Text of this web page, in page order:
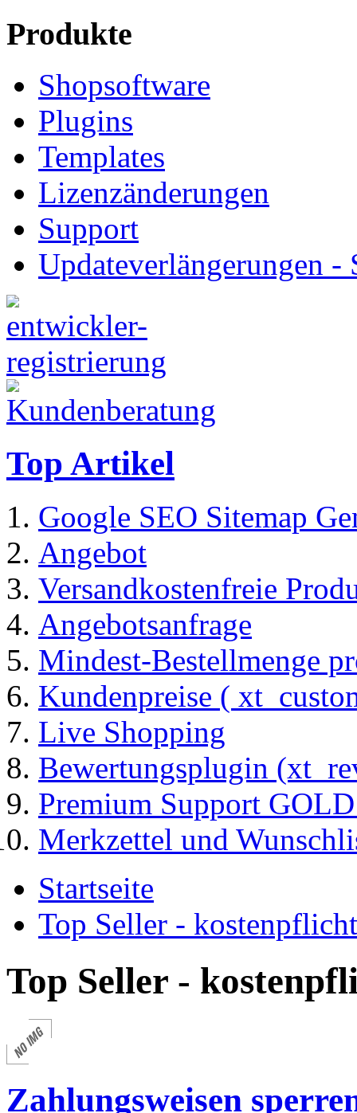
Produkte
Shopsoftware
Plugins
Templates
Lizenzänderungen
Support
Updateverlängerungen -
Top Artikel
Google SEO Sitemap
Angebot
Versandkostenfreie
Angebotsanfrage
Mindest-Bestellmenge
Kundenpreise (
Live Shopping
Bewertungsplugin
Premium Support
Merkzettel und
Startseite
Top Seller -
Top Seller -
Zahlungsweisen